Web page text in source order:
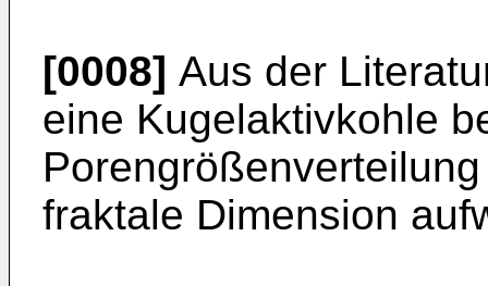
[0008] Aus der
eine Kugelaktivkohle
fraktale Dimension